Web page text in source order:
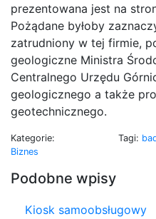
prezentowana jest na
Pożądane byłoby
zatrudniony w tej firmie,
geologiczne Ministra
Centralnego Urzędu
geologicznego a także
geotechnicznego.
Kategorie:
Biznes
Tagi:
Podobne wpisy
Kiosk samoobsługowy